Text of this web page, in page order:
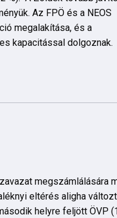
Az FPÖ és a NEOS
megalakítása, és a
kapacitással dolgoznak.
megszámlálására
eltérés aligha
helyre feljött ÖVP